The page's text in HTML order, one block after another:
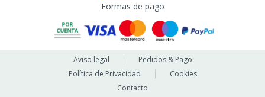
Formas de pago
Aviso legal
Pedidos & Pago
Política de Privacidad
Cookies
Contacto